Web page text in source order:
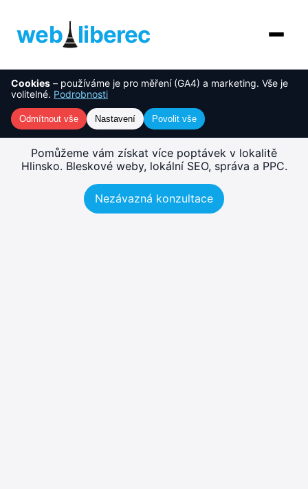
web liberec
O nás
Služby
NOVINKA
AI řešení
Cookies – používáme je pro měření (GA4) a marketing. Vše je
volitelné. Podrobnosti
Odmítnout vše Nastavení Povolit vše
Tvorba webu Hlinsko –
rychlé, SEO-ready weby
Pomůžeme vám získat více poptávek v lokalitě
Hlinsko. Bleskové weby, lokální SEO, správa a PPC.
Nezávazná konzultace